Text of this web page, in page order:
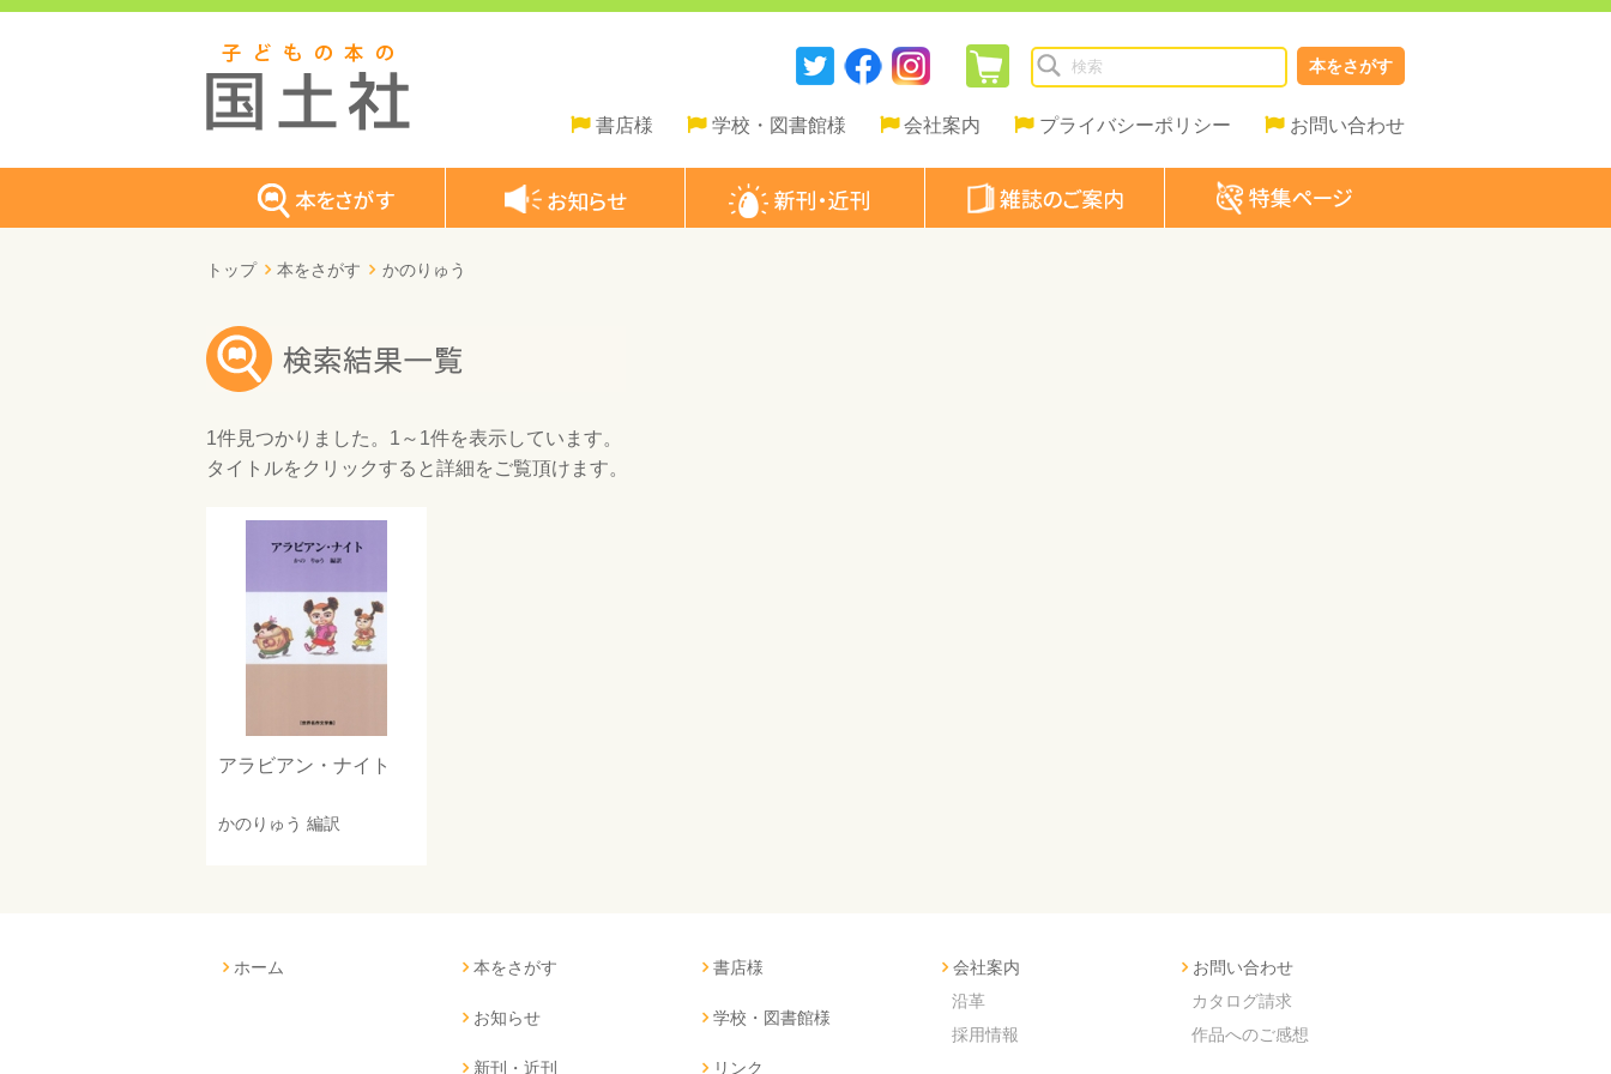
本をさがす
書店様 学校・図書館様 会社案内 プライバシーポリシー お問い合わせ
トップ 本をさがす かのりゅう
1件見つかりました。 1～1件を表示しています。
タイトルをクリックすると詳細をご覧頂けます。
アラビアン・ナイト
かのりゅう 編訳
ホーム 本をさがす
お知らせ
新刊・近刊
書店様
学校・図書館様
リンク
会社案内
沿革
採用情報
お問い合わせ
カタログ請求
作品へのご感想